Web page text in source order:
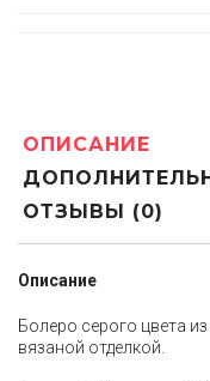
ОПИСАНИЕ
ОТЗЫВЫ (0)
Описание
Болеро серого цвета
вязаной отделкой.